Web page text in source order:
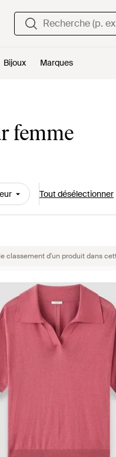
Bijoux Marques
femme
Tout désélectionner
classement d'un produit dans